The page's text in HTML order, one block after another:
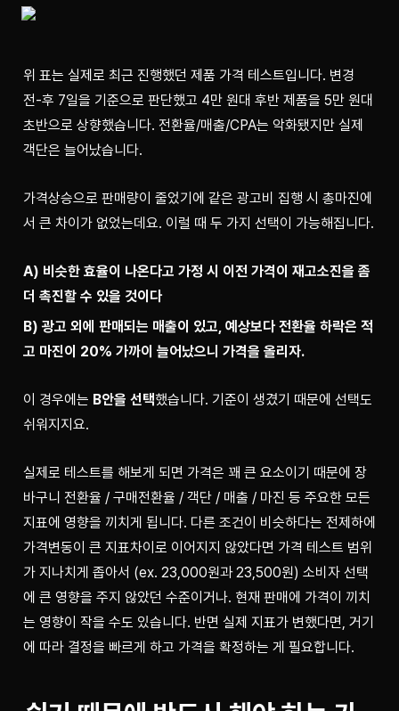
위 표는 실제로 최근 진행했던 제품 가격 테스트입니다. 변경
전-후 7일을 기준으로 판단했고 4만 원대 후반 제품을 5만 원대
초반으로 상향했습니다. 전환율/매출/CPA는 악화됐지만 실제
객단은 늘어났습니다.
가격상승으로 판매량이 줄었기에 같은 광고비 집행 시 총마진에
서 큰 차이가 없었는데요. 이럴 때 두 가지 선택이 가능해집니다.
A) 비슷한 효율이 나온다고 가정 시 이전 가격이 재고소진을 좀
더 촉진할 수 있을 것이다
B) 광고 외에 판매되는 매출이 있고, 예상보다 전환율 하락은 적
고 마진이 20% 가까이 늘어났으니 가격을 올리자.
이 경우에는 B안을 선택했습니다. 기준이 생겼기 때문에 선택도
쉬워지지요.
실제로 테스트를 해보게 되면 가격은 꽤 큰 요소이기 때문에 장
바구니 전환율 / 구매전환율 / 객단 / 매출 / 마진 등 주요한 모든
지표에 영향을 끼치게 됩니다. 다른 조건이 비슷하다는 전제하에
가격변동이 큰 지표차이로 이어지지 않았다면 가격 테스트 범위
가 지나치게 좁아서 (ex. 23,000원과 23,500원) 소비자 선택
에 큰 영향을 주지 않았던 수준이거나. 현재 판매에 가격이 끼치
는 영향이 작을 수도 있습니다. 반면 실제 지표가 변했다면, 거기